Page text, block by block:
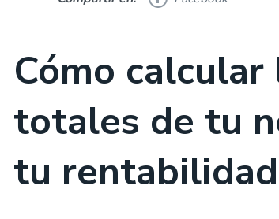
Cómo calcular
totales de tu
tu